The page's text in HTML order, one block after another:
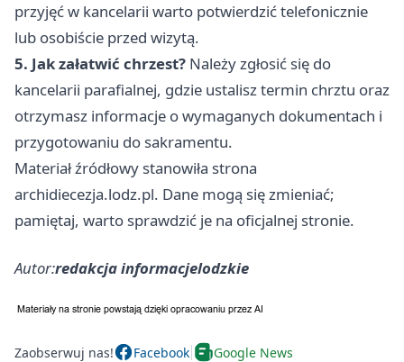
przyjęć w kancelarii warto potwierdzić telefonicznie
lub osobiście przed wizytą.
5. Jak załatwić chrzest? Należy zgłosić się do
kancelarii parafialnej, gdzie ustalisz termin chrztu oraz
otrzymasz informacje o wymaganych dokumentach i
przygotowaniu do sakramentu.
Materiał źródłowy stanowiła strona
archidiecezja.lodz.pl. Dane mogą się zmieniać;
pamiętaj, warto sprawdzić je na oficjalnej stronie.
Autor:redakcja informacjelodzkie
Zaobserwuj nas! Facebook Google News